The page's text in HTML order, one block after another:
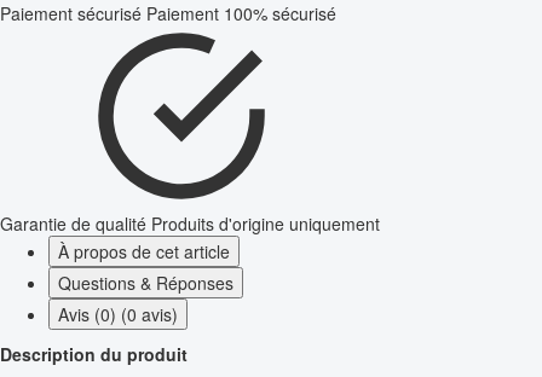
Paiement sécurisé Paiement 100% sécurisé
Garantie de qualité Produits d'origine uniquement
À propos de cet article
Questions & Réponses
Avis (0) (0 avis)
Description du produit